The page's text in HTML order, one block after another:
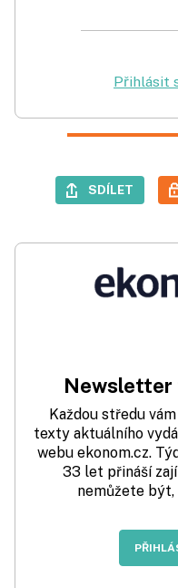
Přihlásit
SDÍLET
Newsletter
Každou středu
texty aktuálního
webu ekonom.cz.
33 let přináší
nemůžete